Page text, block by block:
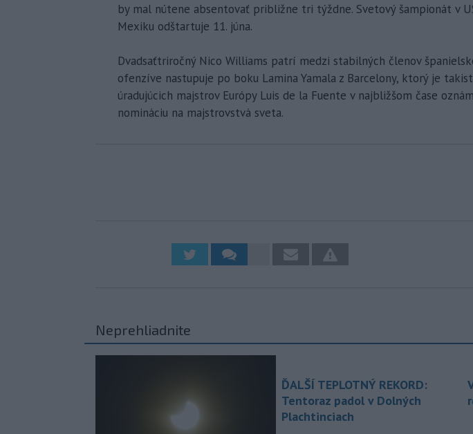
by mal nútene absentovať približne tri týždne. Svetový šampionát v
Mexiku odštartuje 11. júna.
Dvadsaťtriročný Nico Williams patrí medzi stabilných členov
ofenzíve nastupuje po boku Lamina Yamala z Barcelony, ktorý je
úradujúcich majstrov Európy Luis de la Fuente v najbližšom čase
nomináciu na majstrovstvá sveta.
Neprehliadnite
ĎALŠÍ TEPLOTNÝ REKORD:
Tentoraz padol v Dolných
Plachtinciach